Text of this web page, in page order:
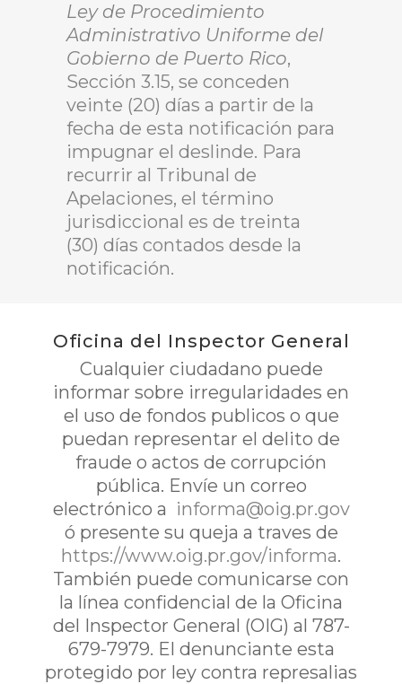
Ley de Procedimiento
Administrativo Uniforme del
Gobierno de Puerto Rico,
Sección 3.15, se conceden
veinte (20) días a partir de la
fecha de esta notificación para
impugnar el deslinde. Para
recurrir al Tribunal de
Apelaciones, el término
jurisdiccional es de treinta
(30) días contados desde la
notificación.
Oficina del Inspector General
Cualquier ciudadano puede
informar sobre irregularidades en
el uso de fondos publicos o que
puedan representar el delito de
fraude o actos de corrupción
pública. Envíe un correo
electrónico a informa@oig.pr.gov
ó presente su queja a traves de
https://www.oig.pr.gov/informa.
También puede comunicarse con
la línea confidencial de la Oficina
del Inspector General (OIG) al 787-
679-7979. El denunciante esta
protegido por ley contra represalias